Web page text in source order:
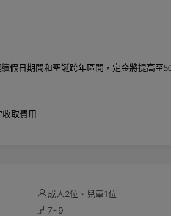
假日期間和聖誕跨年區間，定金將提高至
取費用。
成人2位、兒童1位
7~9